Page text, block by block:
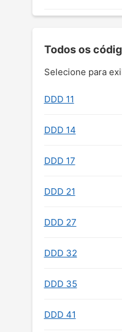
Todos os
Selecione para
DDD 11
DDD 14
DDD 17
DDD 21
DDD 27
DDD 32
DDD 35
DDD 41